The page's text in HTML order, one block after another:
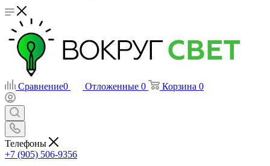
Сравнение0 Отложенные 0 Корзина 0
Телефоны
+7 (905) 506-9356